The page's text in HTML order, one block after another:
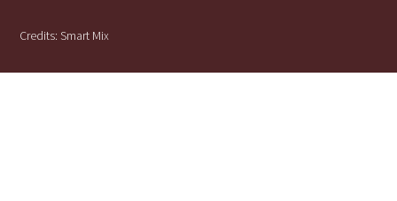
Credits:Smart Mix